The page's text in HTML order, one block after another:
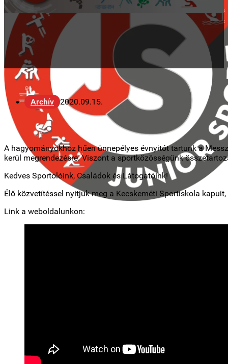
Archív 2020.09.15.
A hagyományokhoz hűen ünnepélyes évnyitót tartunk a
kerül megrendezésre. Viszont a sportközösségünk
Kedves Sportolóink, Családok és Látogatóink!
Élő közvetítéssel nyitjuk meg a Kecskeméti Sportiskola
Link a weboldalunkon: